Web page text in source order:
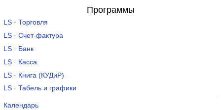
Программы
LS · Торговля
LS · Счет-фактура
LS · Банк
LS · Касса
LS · Книга (КУДиР)
LS · Табель и графики
Календарь